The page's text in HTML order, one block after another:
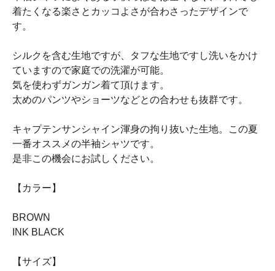
着たくなる楽さとカッコよさが合わさったデザインで
す。
シルクを含む生地ですが、タフな生地ですし洗いをかけ
ていますので家庭での洗濯が可能。
気を使わずガンガン着て頂けます。
太めのパンツやショーツなどとの合わせも抜群です。
キャプテンサンシャイン渾身の拘り抜いた生地。この夏
一番オススメの半袖シャツです。
是非この機会にお試しください。
【カラー】
BROWN
INK BLACK
【サイズ】